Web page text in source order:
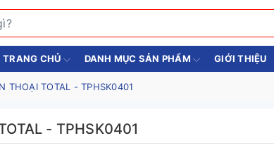
TRANG CHỦ DANH MỤC SẢN PHẨM GIỚI THIỆU
THOẠI TOTAL - TPHSK0401
- TPHSK0401